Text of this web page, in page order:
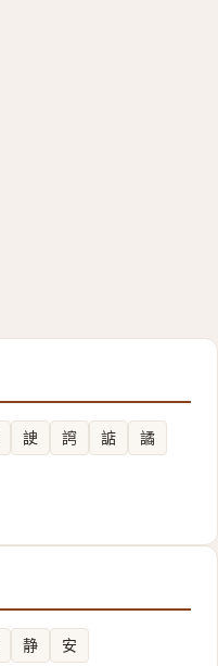
䛕 䛪 䛸
譎
静 安